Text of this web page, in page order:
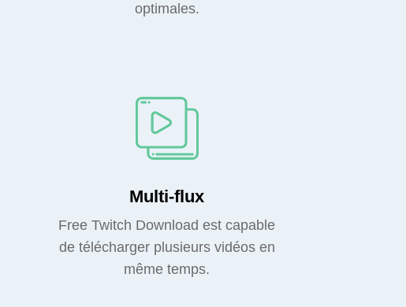
optimales.
Multi-flux
Free Twitch Download est capable
de télécharger plusieurs vidéos en
même temps.